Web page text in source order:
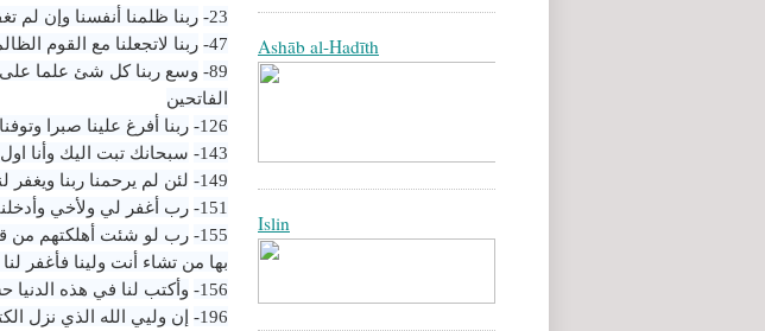
23- ربنا ظلمنا أنفسنا وإن لم
47- ربنا لاتجعلنا مع القوم
89- وسع ربنا كل شئ علما على
الفاتحين
126- ربنا أفرغ علينا صبرا
143-
سبحانك تبت اليك وأنا
149-
لئن لم يرحمنا ربنا ويغفر
151- رب أغفر لي ولأخي
155- رب لو شئت أهلكتهم من
بها من تشاء أنت ولينا فأغفر
156-
وأكتب لنا في هذه الدنيا
196-
إن وليي الله الذي نزل
Ashāb al-Hadīth
Islin